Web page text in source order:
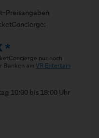
Preisangaben
*
nur noch
Banken am VR Entertain
10:00 bis 18:00 Uhr